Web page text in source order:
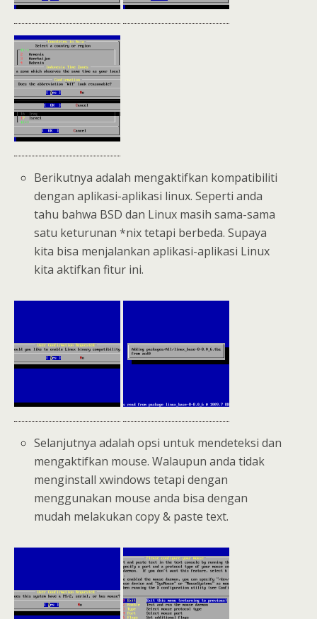
Berikutnya adalah mengaktifkan kompatibiliti
dengan aplikasi-aplikasi linux. Seperti anda
tahu bahwa BSD dan Linux masih sama-sama
satu keturunan *nix tetapi berbeda. Supaya
kita bisa menjalankan aplikasi-aplikasi Linux
kita aktifkan fitur ini.
Selanjutnya adalah opsi untuk mendeteksi dan
mengaktifkan mouse. Walaupun anda tidak
menginstall xwindows tetapi dengan
menggunakan mouse anda bisa dengan
mudah melakukan copy & paste text.